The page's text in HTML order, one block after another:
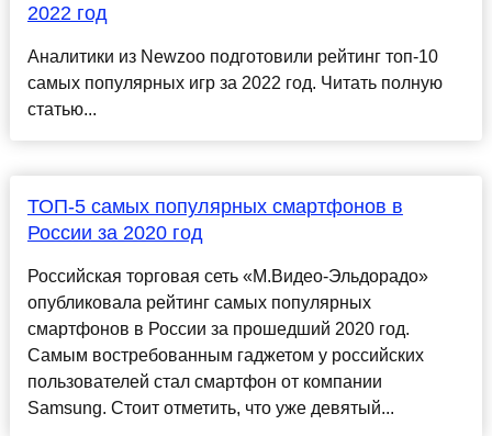
2022 год
Аналитики из Newzoo подготовили рейтинг топ-10
самых популярных игр за 2022 год. Читать полную
статью...
ТОП-5 самых популярных смартфонов в
России за 2020 год
Российская торговая сеть «М.Видео-Эльдорадо»
опубликовала рейтинг самых популярных
смартфонов в России за прошедший 2020 год.
Самым востребованным гаджетом у российских
пользователей стал смартфон от компании
Samsung. Стоит отметить, что уже девятый...